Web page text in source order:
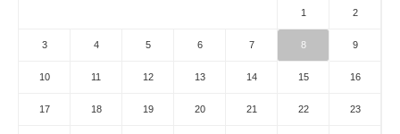
1 2
3 4 5 6 7 8 9
10 11 12 13 14 15 16
17 18 19 20 21 22 23